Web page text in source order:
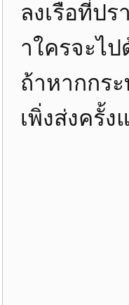
ลงเรือที่ป
าใครจะไ
ถ้าหากกร
เพิ่งส่งครั้ง